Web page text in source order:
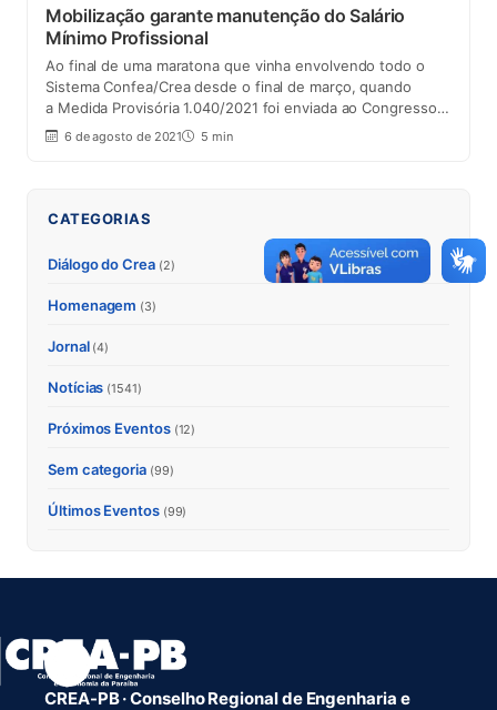
Mobilização garante manutenção do Salário
Mínimo Profissional
Ao final de uma maratona que vinha envolvendo todo o
Sistema Confea/Crea desde o final de março, quando
a Medida Provisória 1.040/2021 foi enviada ao Congresso…
6 de agosto de 2021 5 min
CATEGORIAS
Diálogo do Crea (2)
Homenagem (3)
Jornal (4)
Notícias (1541)
Próximos Eventos (12)
Sem categoria (99)
Últimos Eventos (99)
CREA-PB · Conselho Regional de Engenharia e